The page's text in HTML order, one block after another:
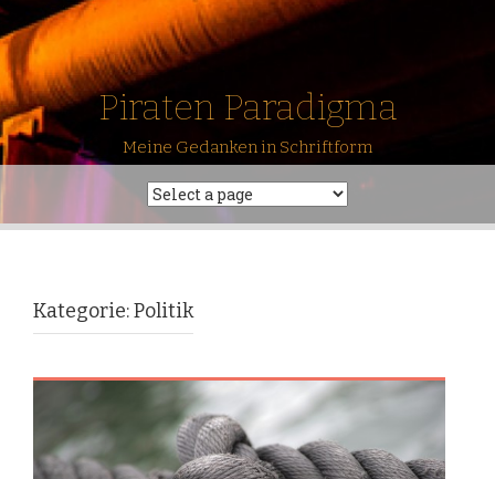
Piraten Paradigma
Meine Gedanken in Schriftform
Kategorie: Politik